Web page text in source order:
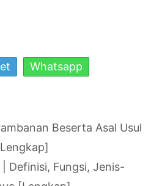
Whatsapp
Beserta Asal Usul
Definisi, Fungsi, Jenis-